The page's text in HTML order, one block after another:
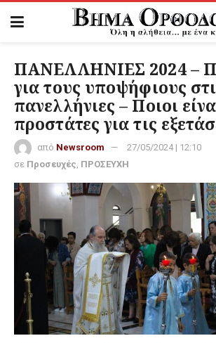
ΠΑΝΕΛΛΗΝΙΕΣ 2024 –
για τους υποψήφιους
πανελλήνιες – Ποιοι
προστάτες για τις
από Newsroom
27/05/2024 | 12:10
σε Προσευχές, ΠΡΟΣΕΥΧΗ